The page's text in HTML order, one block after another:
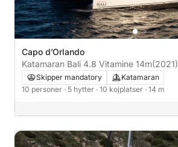
Capo d’Orlando
Katamaran Bali 4.8 Vitamine 14m(2021)
Skipper mandatory
Katamaran
10 personer · 5 hytter · 10 kojplatser · 14 m